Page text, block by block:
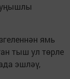
уңышлы
ямь
тыш ул төрле
эшләү,